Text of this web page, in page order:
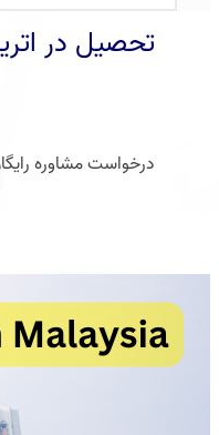
تحصیل در
درخواست مشاوره